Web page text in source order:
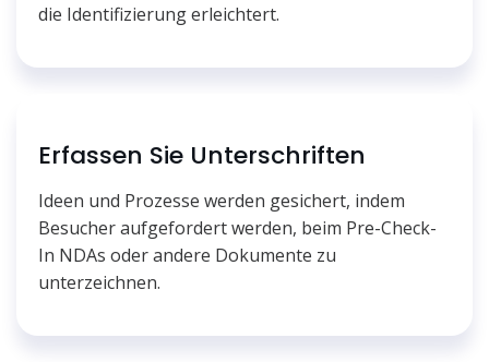
die Identifizierung erleichtert.
Erfassen Sie Unterschriften
Ideen und Prozesse werden gesichert, indem
Besucher aufgefordert werden, beim Pre-Check-
In NDAs oder andere Dokumente zu
unterzeichnen.